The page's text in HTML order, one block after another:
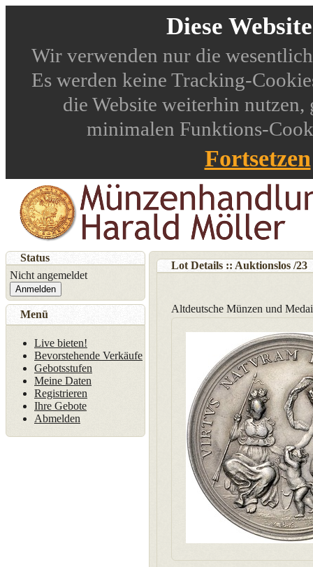
Diese
Wir verwenden nur die
Es werden keine Tracking-
die Website weiterhin nutzen,
minimalen Funktions-
Fortsetzen
Lot Details :: Auktionslos /23
Altdeutsche Münzen und
Status
Nicht angemeldet
Anmelden
Menü
Live bieten!
Bevorstehende Verkäufe
Gebotsstufen
Meine Daten
Registrieren
Ihre Gebote
Abmelden